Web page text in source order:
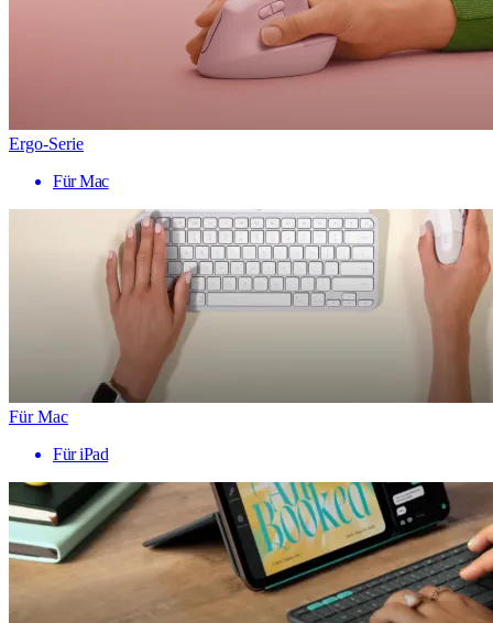
Ergo-Serie
Für Mac
Für Mac
Für iPad